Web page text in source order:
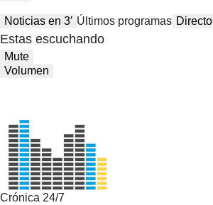
Noticias en 3′ Últimos programas Directo
Estas escuchando
Mute
Volumen
Crónica 24/7